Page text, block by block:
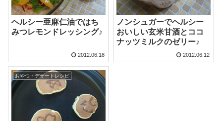
ヘルシー亜麻仁油ではち
みつレモンドレッシング♪
2012.06.18
ノンシュガーでヘルシー
おいしい玄米甘酒とココ
ナッツミルクのゼリー♪
2012.06.12
おやつ・デザートレシピ